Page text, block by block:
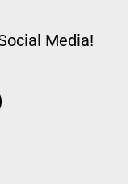
Media!